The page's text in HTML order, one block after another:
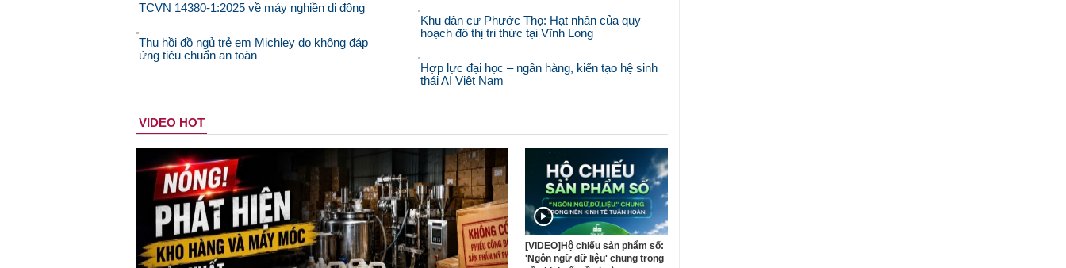
TCVN 14380-1:2025 về máy nghiền di động
Thu hồi đồ ngủ trẻ em Michley do không đáp
ứng tiêu chuẩn an toàn
Khu dân cư Phước Thọ: Hạt nhân của quy
hoạch đô thị tri thức tại Vĩnh Long
Hợp lực đại học – ngân hàng, kiến tạo hệ sinh
thái AI Việt Nam
VIDEO HOT
[VIDEO]Hộ chiếu sản phẩm số:
'Ngôn ngữ dữ liệu' chung trong